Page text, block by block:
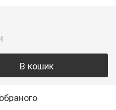
В кошик